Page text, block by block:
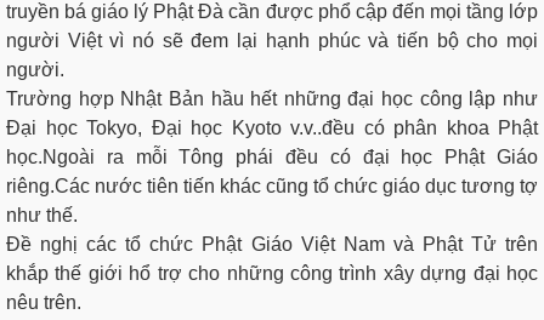
truyền bá giáo lý Phật Đà cần được phổ cập đến mọi tầng lớp
người Việt vì nó sẽ đem lại hạnh phúc và tiến bộ cho mọi
người.
Trường hợp Nhật Bản hầu hết những đại học công lập như
Đại học Tokyo, Đại học Kyoto v.v..đều có phân khoa Phật
học.Ngoài ra mỗi Tông phái đều có đại học Phật Giáo
riêng.Các nước tiên tiến khác cũng tổ chức giáo dục tương tợ
như thế.
Đề nghị các tổ chức Phật Giáo Việt Nam và Phật Tử trên
khắp thế giới hổ trợ cho những công trình xây dựng đại học
nêu trên.